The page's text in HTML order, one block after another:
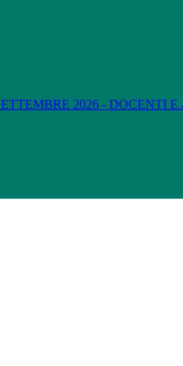
2026 - DOCENTI E